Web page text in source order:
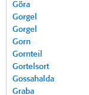
Göra
Gorgel
Gorgel
Gorn
Gornteil
Gortelsort
Gossahalda
Graba